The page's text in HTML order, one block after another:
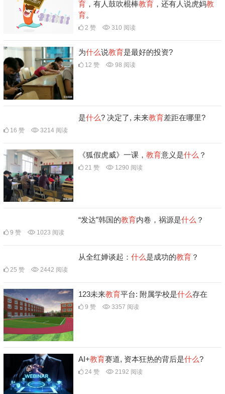
育，有人鼓吹棍棒教育，还有人说虎妈教
育。
2 赞 310 阅读
为什么说教育是最好的投资?
12 赞 98 阅读
是什么? 决定了, 未来教育差距在哪里?
16 赞 3214 阅读
《狐假虎威》一课， 教育意义是什么 ？
21 赞 1290 阅读
“发达”韩国的教育内卷，祸源是什么 ？
9 赞 1023 阅读
从全红婵谈起： 什么是成功的教育？
25 赞 2442 阅读
123未来教育平台: 附属学校是什么存在
9 赞 3357 阅读
AI+教育赛道, 资本狂热的背后是什么?
24 赞 2192 阅读